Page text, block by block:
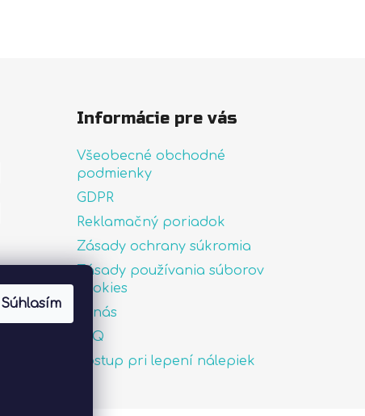
Súhlasím
Informácie pre vás
Všeobecné obchodné
podmienky
GDPR
Reklamačný poriadok
Zásady ochrany súkromia
Zásady používania súborov
cookies
O nás
FAQ
Postup pri lepení nálepiek